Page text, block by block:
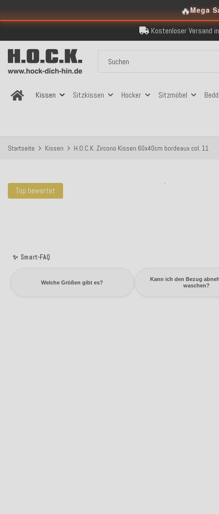
🔥Mega
Kostenloser Versand
Über 120.000
Sicher
Kissen Sitzkissen Hocker Sitzmöbel
Startseite Kissen H.O.C.K. Zircono Kissen 60x40cm bordeaux col. 11
Top bewertet
✨ Smart-FAQ
Welche Größen gibt es?
Kann ich den Bezug
waschen?